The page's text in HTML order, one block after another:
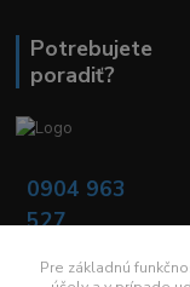
Potrebujete
poradiť?
0904 963
527
16:00
Pre základnú